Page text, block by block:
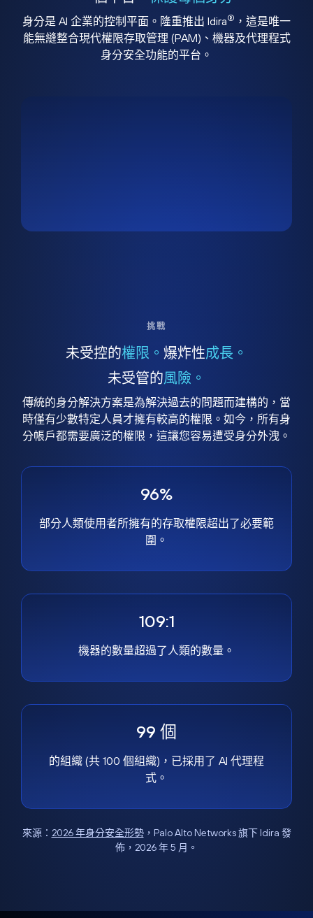
身分是 AI 企業的控制平面。隆重推出 Idira® ，這是唯一
能無縫整合現代權限存取管理 (PAM)、機器及代理程式
身分安全功能的平台。
挑戰
未受控的權限。 爆炸性成長。
未受管的風險。
傳統的身分解決方案是為解決過去的問題而建構的，當
時僅有少數特定人員才擁有較高的權限。如今，所有身
分帳戶都需要廣泛的權限，這讓您容易遭受身分外洩。
96%
部分人類使用者所擁有的存取權限超出了必要範
圍。
109:1
機器的數量超過了人類的數量。
99 個
的組織 (共 100 個組織)，已採用了 AI 代理程
式。
來源： 2026 年身分安全形勢，Palo Alto Networks 旗下 Idira 發
佈，2026 年 5 月。